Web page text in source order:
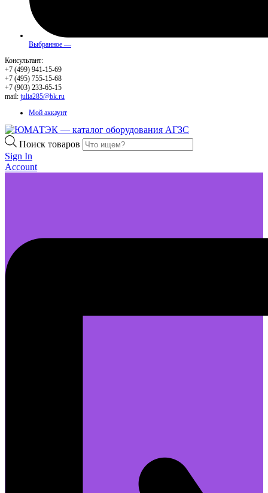
Выбранное —
Консультант:
+7 (499) 941-15-69
+7 (495) 755-15-68
+7 (903) 233-65-15
mail: julia285@bk.ru
Мой аккаунт
Поиск товаров
Sign In
Account